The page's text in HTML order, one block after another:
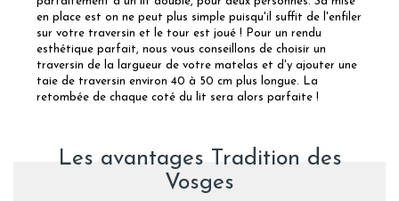
en place est on ne peut plus simple puisqu'il suffit de l'enfiler
sur votre traversin et le tour est joué ! Pour un rendu
esthétique parfait, nous vous conseillons de choisir un
traversin de la largueur de votre matelas et d'y ajouter une
taie de traversin environ 40 à 50 cm plus longue. La
retombée de chaque coté du lit sera alors parfaite !
Les avantages Tradition des
Vosges